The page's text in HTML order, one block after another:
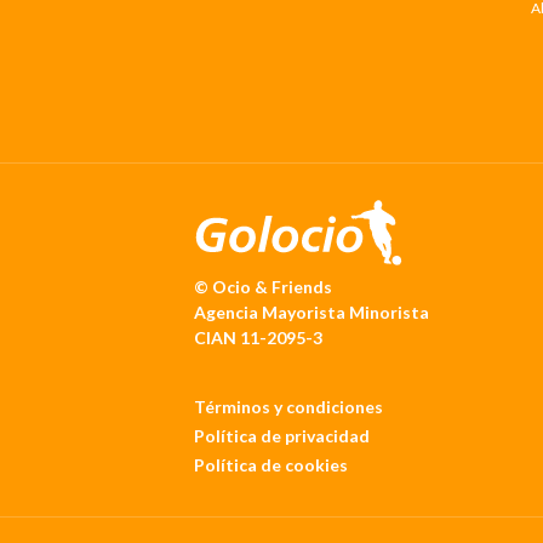
© Ocio & Friends
Agencia Mayorista Minorista
CIAN 11-2095-3
Términos y condiciones
Política de privacidad
Política de cookies